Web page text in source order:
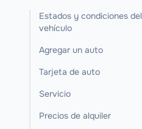
Estados y condiciones del
vehículo
Agregar un auto
Tarjeta de auto
Servicio
Precios de alquiler